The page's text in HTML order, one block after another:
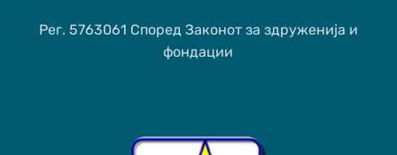
Рег. 5763061 Според Законот за здруженија и
фондации